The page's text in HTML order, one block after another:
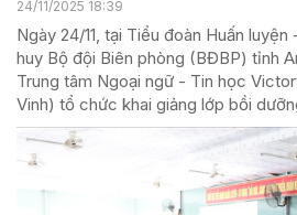
24/11/2025 18:39
Ngày 24/11, tại Tiểu đoàn Huấn luyện
huy Bộ đội Biên phòng (BĐBP) tỉnh
Trung tâm Ngoại ngữ - Tin học
Vinh) tổ chức khai giảng lớp bồi